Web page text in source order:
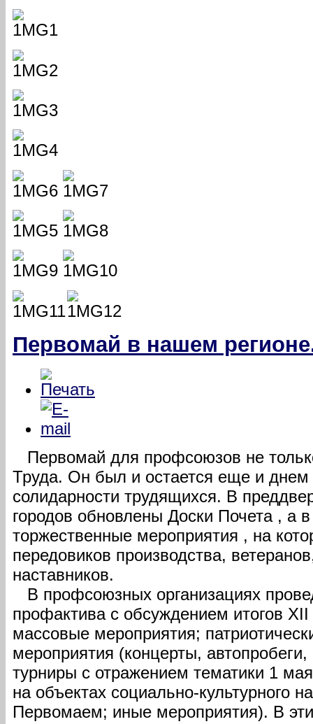
Первомай в нашем
Первомай для профсоюзов не
Труда. Он был и остается еще и
солидарности трудящихся. В
городов обновлены Доски Почета , а
торжественные мероприятия , на
передовиков производства,
наставников.
В профсоюзных организациях
профактива с обсуждением итогов
массовые мероприятия;
мероприятия (концерты,
турниры с отражением тематики 1
на объектах социально-культурного
Первомаем; иные мероприятия). В